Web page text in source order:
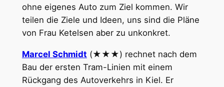
ohne eigenes Auto zum Ziel kommen. Wir
teilen die Ziele und Ideen, uns sind die Pläne
von Frau Ketelsen aber zu unkonkret.
Marcel Schmidt (★★★) rechnet nach dem
Bau der ersten Tram-Linien mit einem
Rückgang des Autoverkehrs in Kiel. Er